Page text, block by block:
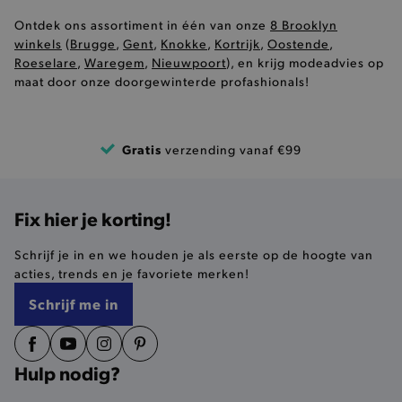
Ontdek ons assortiment in één van onze 8 Brooklyn
winkels (Brugge , Gent, Knokke , Kortrijk, Oostende ,
Roeselare , Waregem, Nieuwpoort), en krijg modeadvies op
maat door onze doorgewinterde profashionals!
Gratis verzending vanaf €99
Fix hier je korting!
Schrijf je in en we houden je als eerste op de hoogte van
acties, trends en je favoriete merken!
Schrijf me in
Hulp nodig?
Naam
Provider
product-added-modal
.brooklyn.be
selected-val .brooklyn.be
pickupAddress